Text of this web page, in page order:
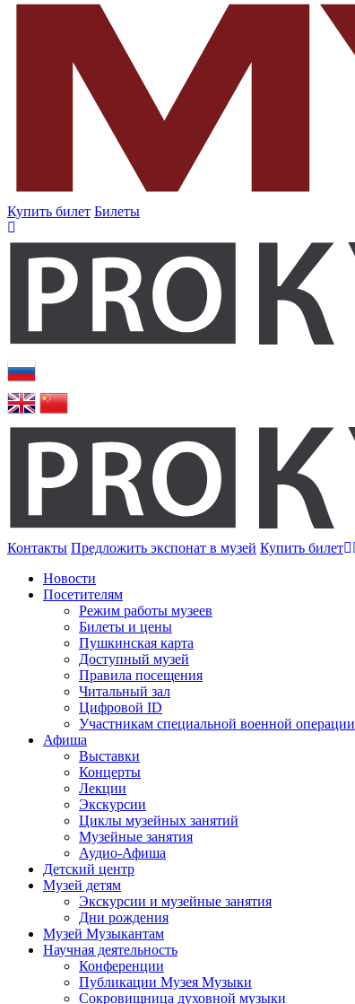
Купить билет Билеты
Контакты Предложить экспонат в музей Купить билет
Новости
Посетителям
Режим работы музеев
Билеты и цены
Пушкинская карта
Доступный музей
Правила посещения
Читальный зал
Цифровой ID
Участникам специальной военной операции
Афиша
Выставки
Концерты
Лекции
Экскурсии
Циклы музейных занятий
Музейные занятия
Аудио-Афиша
Детский центр
Музей детям
Экскурсии и музейные занятия
Дни рождения
Музей Музыкантам
Научная деятельность
Конференции
Публикации Музея Музыки
Сокровищница духовной музыки